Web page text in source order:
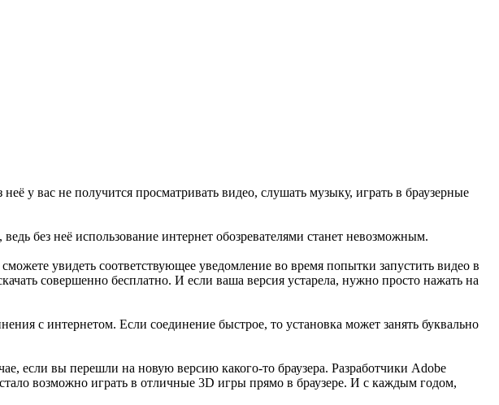
у вас не получится просматривать видео, слушать музыку, играть в браузерные
без неё использование интернет обозревателями станет невозможным.
увидеть соответствующее уведомление во время попытки запустить видео в
совершенно бесплатно. И если ваша версия устарела, нужно просто нажать на
с интернетом. Если соединение быстрое, то установка может занять буквально
если вы перешли на новую версию какого-то браузера. Разработчики Adobe
возможно играть в отличные 3D игры прямо в браузере. И с каждым годом,